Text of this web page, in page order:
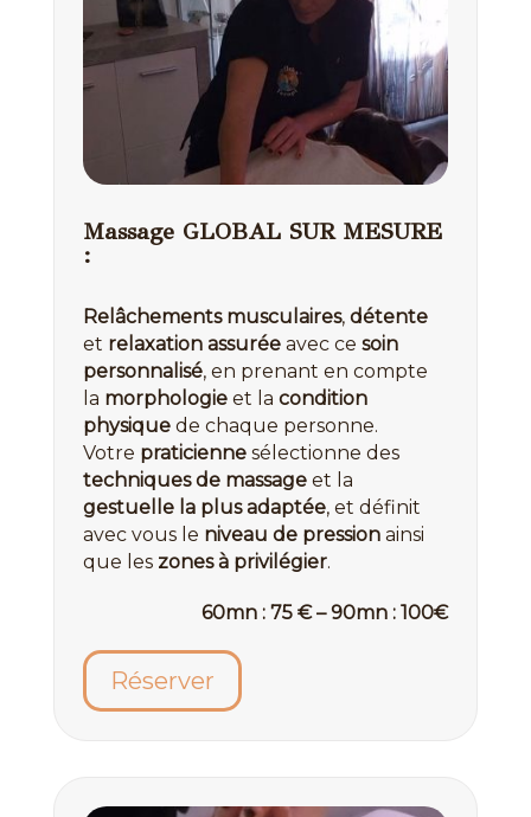
Massage GLOBAL SUR MESURE
:
Relâchements musculaires, détente
et relaxation assuréeavec ce soin
personnalisé, en prenant en compte
la morphologieet la condition
physiquede chaque personne.
Votre praticiennesélectionne des
techniques de massageet la
gestuelle la plus adaptée, et définit
avec vous le niveau de pressionainsi
que les zones à privilégier.
60mn : 75 € – 90mn : 100€
Réserver